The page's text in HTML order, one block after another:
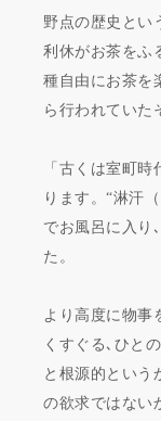
野点の歴史とい
利休がお茶をふ
種自由にお茶を
ら行われていた
「古くは室町
ります。“淋汗
でお風呂に入り
た。
より高度に物事
くすぐる､ひと
と根源的という
の欲求ではない